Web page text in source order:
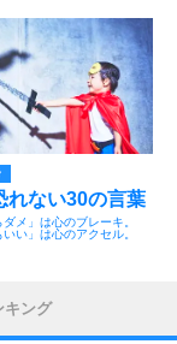
れない30の言葉
ダメ」は心のブレーキ。
いい」は心のアクセル。
キング